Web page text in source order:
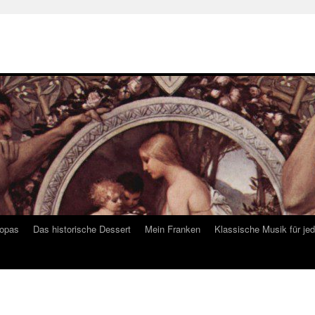
Das historische Dessert Mein Franken Klassische Musik für